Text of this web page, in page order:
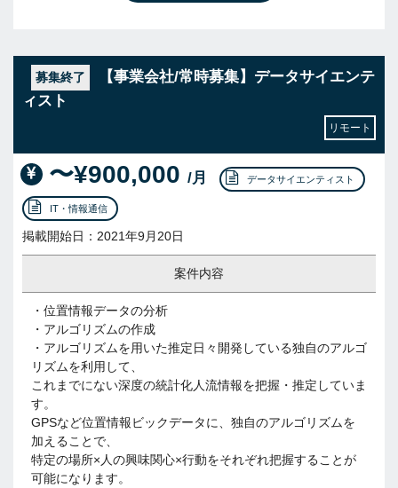
募集終了
【事業会社/常時募集】データサイエンテ
ィスト
リモート
〜¥900,000 /月 データサイエンティスト
IT・情報通信
掲載開始日：2021年9月20日
案件内容
・位置情報データの分析
・アルゴリズムの作成
・アルゴリズムを用いた推定日々開発している独自のアルゴ
リズムを利用して、
これまでにない深度の統計化人流情報を把握・推定していま
す。
GPSなど位置情報ビックデータに、独自のアルゴリズムを
加えることで、
特定の場所×人の興味関心×行動をそれぞれ把握することが
可能になります。